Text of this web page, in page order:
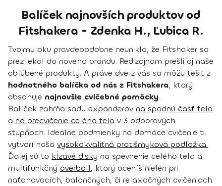
Balíček najnovších produktov od
Fitshakera - Zdenka H., Ľubica R.
Tvojmu oku pravdepodobne neuniklo, že Fitshaker sa
prezliekol do nového brandu. Redizajnom prešli aj naše
obľúbené produkty. A práve dve z vás sa môžu tešiť z
hodnotného balíčka od nás z Fitshakera, ktorý
obsahuje najnovšie cvičebné pomôcky.
Balíček zahŕňa sadu expanderov na spodnú časť tela
a na precvičenie celého tela v 3 odporových
stupňoch. Ideálne podmienky na domáce cvičenie ti
vytvorí naša vysokokvalitná protišmyková podložka.
Ďalej sú to kĺzavé disky na spevnenie celého tela a
multifunkčný overball, ktorý oceníš nielen pri
naťahovacích, balančných, či relaxačných cvičeniach.